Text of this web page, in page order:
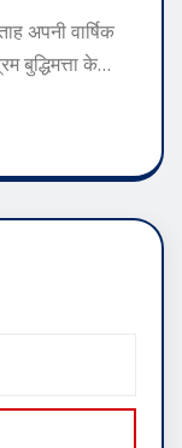
अपनी वार्षिक
बुद्धिमत्ता के…